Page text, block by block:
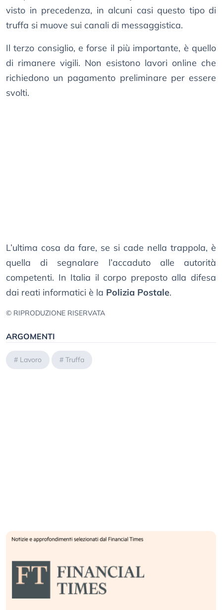
visto in precedenza, in alcuni casi questo tipo di
truffa si muove sui canali di messaggistica.
Il terzo consiglio, e forse il più importante, è quello
di rimanere vigili. Non esistono lavori online che
richiedono un pagamento preliminare per essere
svolti.
L’ultima cosa da fare, se si cade nella trappola, è
quella di segnalare l’accaduto alle autorità
competenti. In Italia il corpo preposto alla difesa
dai reati informatici è la Polizia Postale.
© RIPRODUZIONE RISERVATA
ARGOMENTI
# Lavoro # Truffa